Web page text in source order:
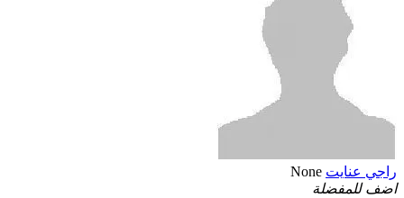
راجي عنايت None
اضف للمفضلة